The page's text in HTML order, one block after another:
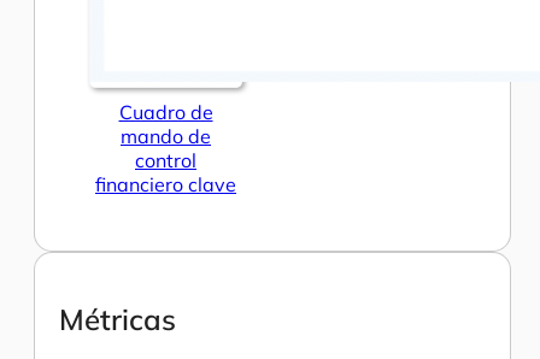
Cuadro de
mando de
control
financiero clave
Métricas